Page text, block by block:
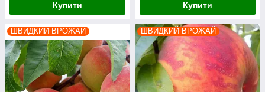
Купити Купити
ШВИДКИЙ ВРОЖАЙ ШВИДКИЙ ВРОЖАЙ